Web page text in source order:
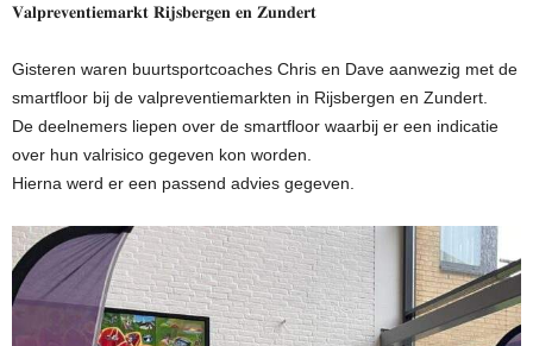
𝐕𝐚𝐥𝐩𝐫𝐞𝐯𝐞𝐧𝐭𝐢𝐞𝐦𝐚𝐫𝐤𝐭 𝐑𝐢𝐣𝐬𝐛𝐞𝐫𝐠𝐞𝐧 𝐞𝐧 𝐙𝐮𝐧𝐝𝐞𝐫𝐭
Gisteren waren buurtsportcoaches Chris en Dave aanwezig met de
smartfloor bij de valpreventiemarkten in Rijsbergen en Zundert.
De deelnemers liepen over de smartfloor waarbij er een indicatie
over hun valrisico gegeven kon worden.
Hierna werd er een passend advies gegeven.